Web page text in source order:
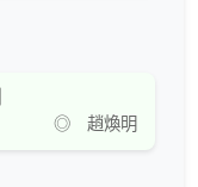
◎ 趙煥明